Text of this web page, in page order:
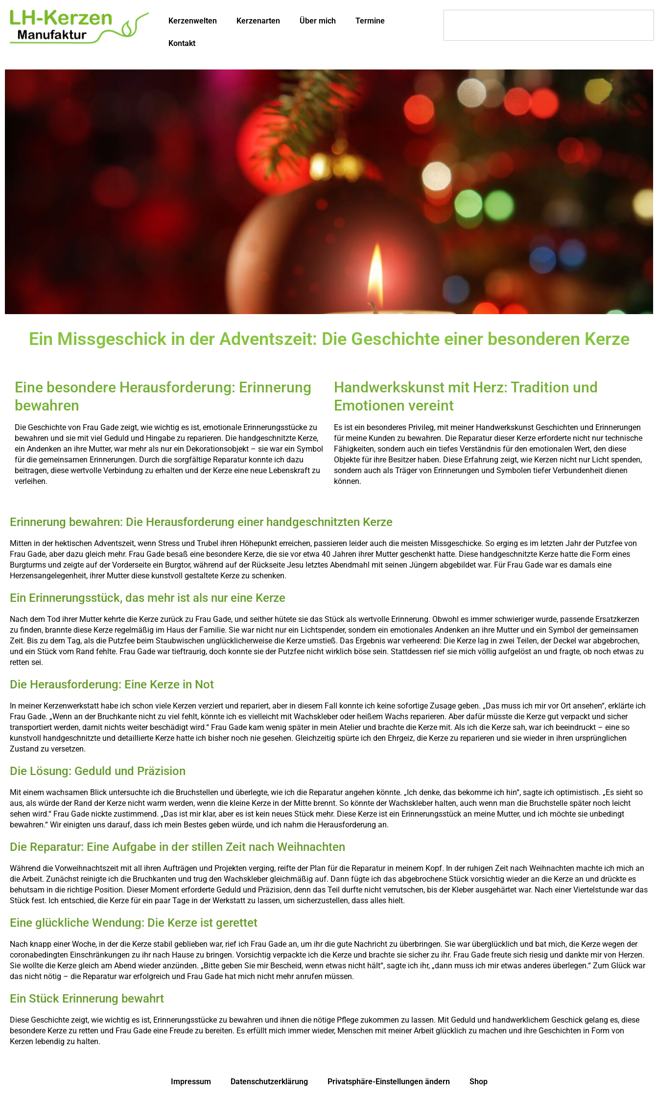
Kerzenwelten Kerzenarten Über mich Termine
Kontakt
Ein Missgeschick in der Adventszeit: Die Geschichte einer besonderen Kerze
Eine besondere Herausforderung: Erinnerung
bewahren
Die Geschichte von Frau Gade zeigt, wie wichtig es ist, emotionale Erinnerungsstücke zu
bewahren und sie mit viel Geduld und Hingabe zu reparieren. Die handgeschnitzte Kerze,
ein Andenken an ihre Mutter, war mehr als nur ein Dekorationsobjekt – sie war ein Symbol
für die gemeinsamen Erinnerungen. Durch die sorgfältige Reparatur konnte ich dazu
beitragen, diese wertvolle Verbindung zu erhalten und der Kerze eine neue Lebenskraft zu
verleihen.
Handwerkskunst mit Herz: Tradition und
Emotionen vereint
Es ist ein besonderes Privileg, mit meiner Handwerkskunst Geschichten und Erinnerungen
für meine Kunden zu bewahren. Die Reparatur dieser Kerze erforderte nicht nur technische
Fähigkeiten, sondern auch ein tiefes Verständnis für den emotionalen Wert, den diese
Objekte für ihre Besitzer haben. Diese Erfahrung zeigt, wie Kerzen nicht nur Licht spenden,
sondern auch als Träger von Erinnerungen und Symbolen tiefer Verbundenheit dienen
können.
Erinnerung bewahren: Die Herausforderung einer handgeschnitzten Kerze
Mitten in der hektischen Adventszeit, wenn Stress und Trubel ihren Höhepunkt erreichen, passieren leider auch die meisten Missgeschicke. So erging es im letzten Jahr der Putzfee von
Frau Gade, aber dazu gleich mehr. Frau Gade besaß eine besondere Kerze, die sie vor etwa 40 Jahren ihrer Mutter geschenkt hatte. Diese handgeschnitzte Kerze hatte die Form eines
Burgturms und zeigte auf der Vorderseite ein Burgtor, während auf der Rückseite Jesu letztes Abendmahl mit seinen Jüngern abgebildet war. Für Frau Gade war es damals eine
Herzensangelegenheit, ihrer Mutter diese kunstvoll gestaltete Kerze zu schenken.
Ein Erinnerungsstück, das mehr ist als nur eine Kerze
Nach dem Tod ihrer Mutter kehrte die Kerze zurück zu Frau Gade, und seither hütete sie das Stück als wertvolle Erinnerung. Obwohl es immer schwieriger wurde, passende Ersatzkerzen
zu finden, brannte diese Kerze regelmäßig im Haus der Familie. Sie war nicht nur ein Lichtspender, sondern ein emotionales Andenken an ihre Mutter und ein Symbol der gemeinsamen
Zeit. Bis zu dem Tag, als die Putzfee beim Staubwischen unglücklicherweise die Kerze umstieß. Das Ergebnis war verheerend: Die Kerze lag in zwei Teilen, der Deckel war abgebrochen,
und ein Stück vom Rand fehlte. Frau Gade war tieftraurig, doch konnte sie der Putzfee nicht wirklich böse sein. Stattdessen rief sie mich völlig aufgelöst an und fragte, ob noch etwas zu
retten sei.
Die Herausforderung: Eine Kerze in Not
In meiner Kerzenwerkstatt habe ich schon viele Kerzen verziert und repariert, aber in diesem Fall konnte ich keine sofortige Zusage geben. „Das muss ich mir vor Ort ansehen“, erklärte ich
Frau Gade. „Wenn an der Bruchkante nicht zu viel fehlt, könnte ich es vielleicht mit Wachskleber oder heißem Wachs reparieren. Aber dafür müsste die Kerze gut verpackt und sicher
transportiert werden, damit nichts weiter beschädigt wird.“ Frau Gade kam wenig später in mein Atelier und brachte die Kerze mit. Als ich die Kerze sah, war ich beeindruckt – eine so
kunstvoll handgeschnitzte und detaillierte Kerze hatte ich bisher noch nie gesehen. Gleichzeitig spürte ich den Ehrgeiz, die Kerze zu reparieren und sie wieder in ihren ursprünglichen
Zustand zu versetzen.
Die Lösung: Geduld und Präzision
Mit einem wachsamen Blick untersuchte ich die Bruchstellen und überlegte, wie ich die Reparatur angehen könnte. „Ich denke, das bekomme ich hin“, sagte ich optimistisch. „Es sieht so
aus, als würde der Rand der Kerze nicht warm werden, wenn die kleine Kerze in der Mitte brennt. So könnte der Wachskleber halten, auch wenn man die Bruchstelle später noch leicht
sehen wird.“ Frau Gade nickte zustimmend. „Das ist mir klar, aber es ist kein neues Stück mehr. Diese Kerze ist ein Erinnerungsstück an meine Mutter, und ich möchte sie unbedingt
bewahren.“ Wir einigten uns darauf, dass ich mein Bestes geben würde, und ich nahm die Herausforderung an.
Die Reparatur: Eine Aufgabe in der stillen Zeit nach Weihnachten
Während die Vorweihnachtszeit mit all ihren Aufträgen und Projekten verging, reifte der Plan für die Reparatur in meinem Kopf. In der ruhigen Zeit nach Weihnachten machte ich mich an
die Arbeit. Zunächst reinigte ich die Bruchkanten und trug den Wachskleber gleichmäßig auf. Dann fügte ich das abgebrochene Stück vorsichtig wieder an die Kerze an und drückte es
behutsam in die richtige Position. Dieser Moment erforderte Geduld und Präzision, denn das Teil durfte nicht verrutschen, bis der Kleber ausgehärtet war. Nach einer Viertelstunde war das
Stück fest. Ich entschied, die Kerze für ein paar Tage in der Werkstatt zu lassen, um sicherzustellen, dass alles hielt.
Eine glückliche Wendung: Die Kerze ist gerettet
Nach knapp einer Woche, in der die Kerze stabil geblieben war, rief ich Frau Gade an, um ihr die gute Nachricht zu überbringen. Sie war überglücklich und bat mich, die Kerze wegen der
coronabedingten Einschränkungen zu ihr nach Hause zu bringen. Vorsichtig verpackte ich die Kerze und brachte sie sicher zu ihr. Frau Gade freute sich riesig und dankte mir von Herzen.
Sie wollte die Kerze gleich am Abend wieder anzünden. „Bitte geben Sie mir Bescheid, wenn etwas nicht hält“, sagte ich ihr, „dann muss ich mir etwas anderes überlegen.“ Zum Glück war
das nicht nötig – die Reparatur war erfolgreich und Frau Gade hat mich nicht mehr anrufen müssen.
Ein Stück Erinnerung bewahrt
Diese Geschichte zeigt, wie wichtig es ist, Erinnerungsstücke zu bewahren und ihnen die nötige Pflege zukommen zu lassen. Mit Geduld und handwerklichem Geschick gelang es, diese
besondere Kerze zu retten und Frau Gade eine Freude zu bereiten. Es erfüllt mich immer wieder, Menschen mit meiner Arbeit glücklich zu machen und ihre Geschichten in Form von
Kerzen lebendig zu halten.
Impressum Datenschutzerklärung Privatsphäre-Einstellungen ändern Shop